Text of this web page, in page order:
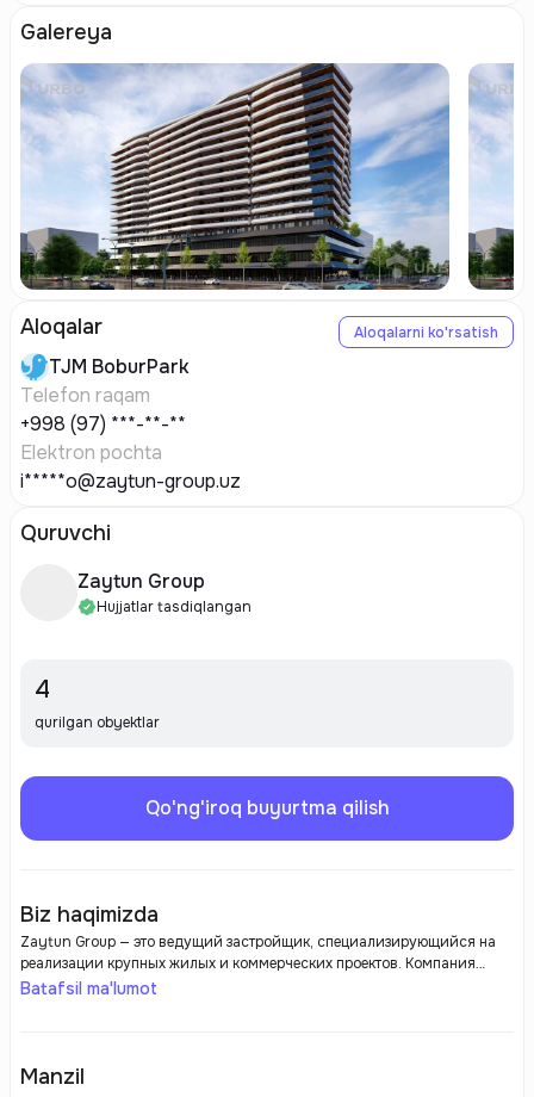
Galereya
Aloqalar Aloqalarni ko'rsatish
TJM BoburPark
Telefon raqam
+998 (97) ***-**-**
Elektron pochta
i*****o@zaytun-group.uz
Quruvchi
Zaytun Group
Hujjatlar tasdiqlangan
4
qurilgan obyektlar
Qo'ng'iroq buyurtma qilish
Biz haqimizda
Zaytun Group — это ведущий застройщик, специализирующийся на
реализации крупных жилых и коммерческих проектов. Компания
зарекомендовала себя как надежный и профессиональный партнер в
включая как доступное жилье, так и объекты премиум-класса. Все
Batafsil ma'lumot
Manzil